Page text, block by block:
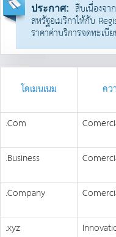
ประกาศ: สืบเนื่องจา
สหรัฐอเมริกาให้กับ
ราคาค่าบริการจดทะเ
โดเมนเนม คว
.Com
.Business
.Company
.xyz